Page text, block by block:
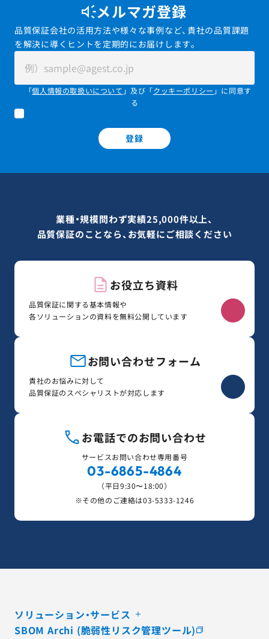
メルマガ登録
品質保証会社の活用方法や様々な事例など、貴社の品質課題
を解決に導くヒントを定期的にお届けします。
「個人情報の取扱いについて 」及び「クッキーポリシー 」に同意す
る
登録
業種・規模問わず実績25,000件以上、
品質保証のことなら、お気軽にご相談ください
お役立ち資料
品質保証に関する基本情報や
各ソリューションの資料を無料公開しています
お問い合わせフォーム
貴社のお悩みに対して
品質保証のスペシャリストが対応します
お電話でのお問い合わせ
サービスお問い合わせ専用番号
03-6865-4864
（平日9:30〜18:00）
※その他のご連絡は03-5333-1246
ソリューション・サービス
SBOM Archi (脆弱性リスク管理ツール)